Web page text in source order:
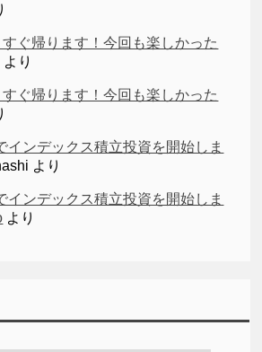
ぐ帰ります！今回も楽しかった
より
ぐ帰ります！今回も楽しかった
インデックス積立投資を開始しま
より
インデックス積立投資を開始しま
より